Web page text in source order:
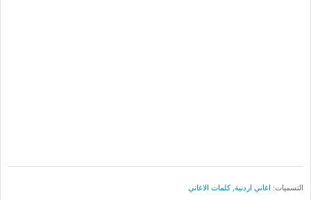
التسميات: اغاني اردنية ,كلمات الاغاني